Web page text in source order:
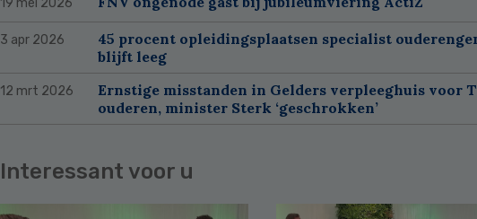
19 mei 2026
3 apr 2026
45 procent opleidingsplaatsen specialist
blijft leeg
12 mrt 2026
Ernstige misstanden in Gelders verpleeghuis voor
ouderen, minister Sterk ‘geschrokken’
Interessant voor u